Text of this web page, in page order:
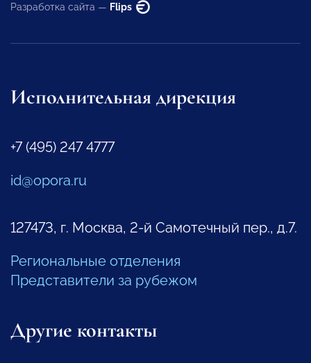
Разработка сайта — Flips
Исполнительная дирекция
+7 (495) 247 4777
id@opora.ru
127473, г. Москва, 2-й Самотечный пер., д.7.
Региональные отделения
Представители за рубежом
Другие контакты